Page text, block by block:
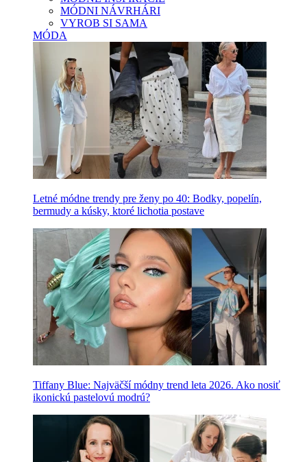
MÓDNI NÁVRHÁRI
VYROB SI SAMA
MÓDA
Letné módne trendy pre ženy po 40: Bodky, popelín,
bermudy a kúsky, ktoré lichotia postave
Tiffany Blue: Najväčší módny trend leta 2026. Ako nosiť
ikonickú pastelovú modrú?